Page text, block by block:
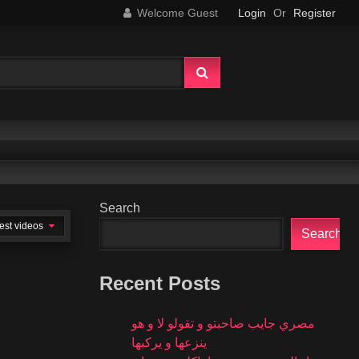
Welcome Guest Login Or Register
videos
Search
Search
Recent Posts
مصري جايب صاحبتو و تقولو لا و هو
ينزعها و يركبها